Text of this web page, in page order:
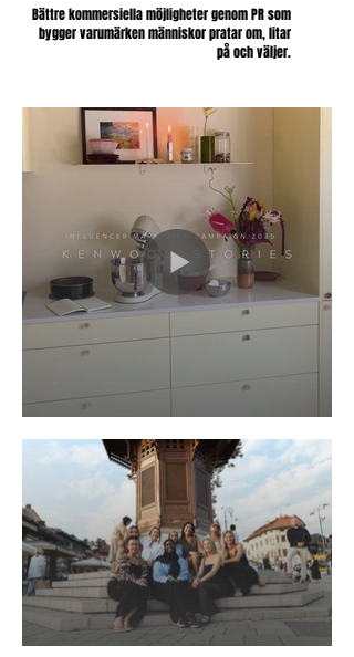
Bättre kommersiella möjligheter genom PR som
bygger varumärken människor pratar om, litar
på och väljer.